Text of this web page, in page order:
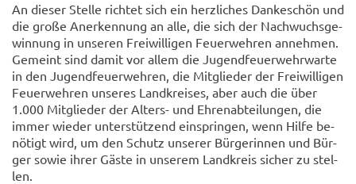
An die­ser Stel­le rich­tet sich ein herz­li­ches Dan­ke­schön und
die große An­er­ken­nung an alle, die sich der Nach­wuchs­ge­
win­nung in un­se­ren Frei­wil­li­gen Feu­er­weh­ren an­neh­men.
Ge­meint sind damit vor allem die Ju­gend­feu­er­wehr­war­te
in den Ju­gend­feu­er­weh­ren, die Mit­glie­der der Frei­wil­li­gen
Feu­er­weh­ren un­se­res Land­krei­ses, aber auch die über
1.000 Mit­glie­der der Alters-​ und Eh­ren­ab­tei­lun­gen, die
immer wie­der un­ter­stüt­zend ein­sprin­gen, wenn Hilfe be­
nö­tigt wird, um den Schutz un­se­rer Bür­ge­rin­nen und Bür­
ger sowie ihrer Gäste in un­se­rem Land­kreis si­cher zu stel­
len.